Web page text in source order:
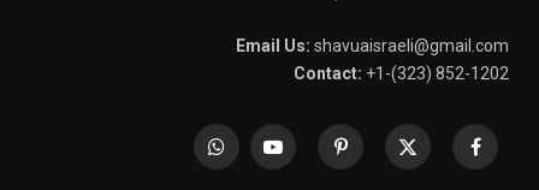
Email Us: shavuaisraeli@gmail.com
Contact: +1-(323) 852-1202
Facebook
X
Pinterest
YouTube
WhatsApp